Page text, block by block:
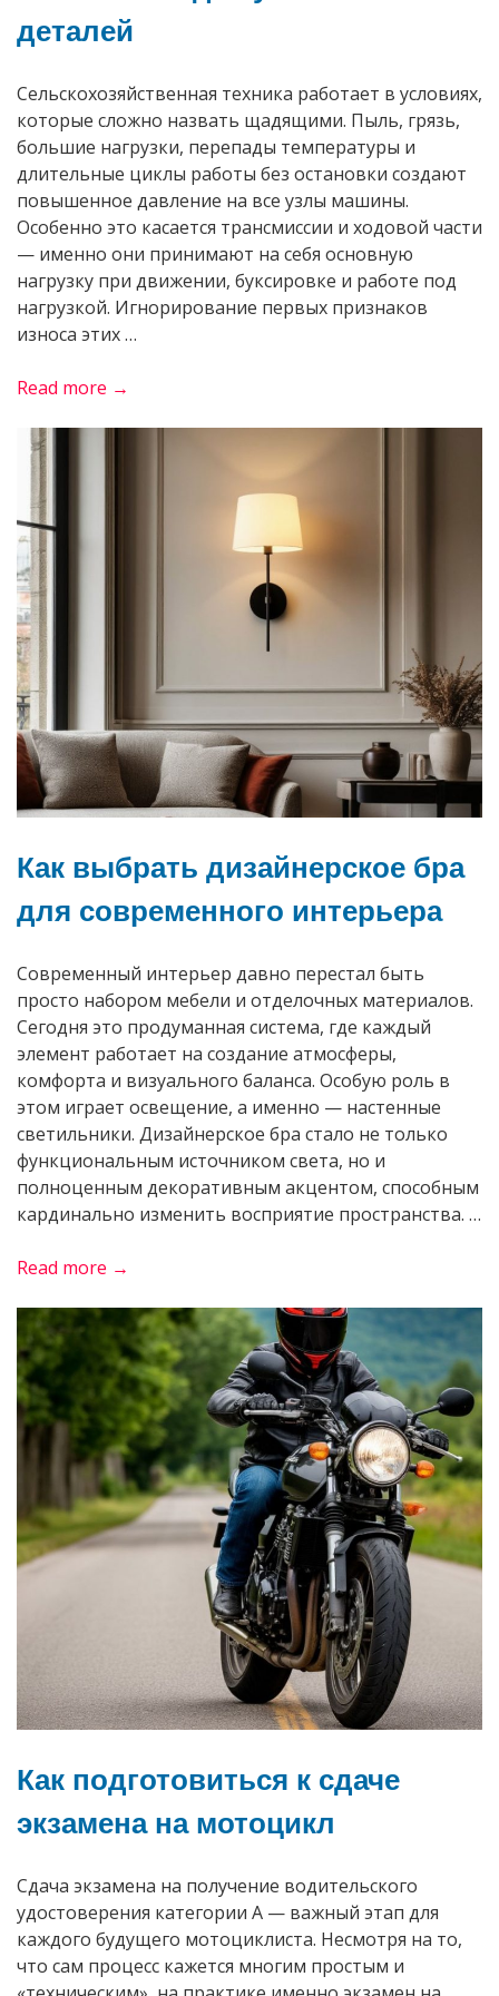
деталей
Сельскохозяйственная техника работает в условиях,
которые сложно назвать щадящими. Пыль, грязь,
большие нагрузки, перепады температуры и
длительные циклы работы без остановки создают
повышенное давление на все узлы машины.
Особенно это касается трансмиссии и ходовой части
— именно они принимают на себя основную
нагрузку при движении, буксировке и работе под
нагрузкой. Игнорирование первых признаков
износа этих …
Read more →
трансмиссия:
деталей»
Как выбрать дизайнерское бра
для современного интерьера
Современный интерьер давно перестал быть
просто набором мебели и отделочных материалов.
Сегодня это продуманная система, где каждый
элемент работает на создание атмосферы,
комфорта и визуального баланса. Особую роль в
этом играет освещение, а именно — настенные
светильники. Дизайнерское бра стало не только
функциональным источником света, но и
полноценным декоративным акцентом, способным
кардинально изменить восприятие пространства. …
Read more →
дизайнерское
бра
для
современного
интерьера»
Как подготовиться к сдаче
экзамена на мотоцикл
Сдача экзамена на получение водительского
удостоверения категории А — важный этап для
каждого будущего мотоциклиста. Несмотря на то,
что сам процесс кажется многим простым и